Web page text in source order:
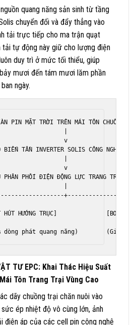
quang năng sản sinh từ tầng
chuyển đổi và đẩy thẳng vào
tải trực tiếp cho ma trận quạt
tải tự động này giữ cho lượng điện
duy trì ở mức tối thiểu, giúp
mươi đến tám mươi lăm phần
ngày.
PIN MẶT TRỜI TRÊN MÁI TÔN CHUỒNG
v
BIẾN TẦN INVERTER SOLIS CÔNG NGHIỆP]
v
PHÂN PHỐI ĐIỆN ĐỘNG LỰC TRANG TRẠI]
HÚT HƯỚNG TRỤC]              [BƠM GIÀN
TƯ EPC: Khai Thác Hiệu Suất
Tôn Trang Trại Vùng Cao
dãy chuồng trại chăn nuôi vào
ép nhiệt độ vô cùng lớn, ảnh
điện áp của các cell pin công nghệ